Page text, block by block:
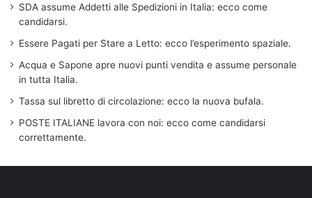
SDA assume Addetti alle Spedizioni in Italia: ecco come
candidarsi.
Essere Pagati per Stare a Letto: ecco l’esperimento spaziale.
Acqua e Sapone apre nuovi punti vendita e assume personale
in tutta Italia.
Tassa sul libretto di circolazione: ecco la nuova bufala.
POSTE ITALIANE lavora con noi: ecco come candidarsi
correttamente.